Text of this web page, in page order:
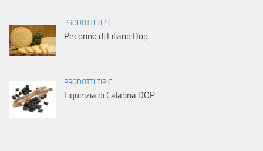
PRODOTTI TIPICI
Pecorino di Filiano Dop
PRODOTTI TIPICI
Liquirizia di Calabria DOP